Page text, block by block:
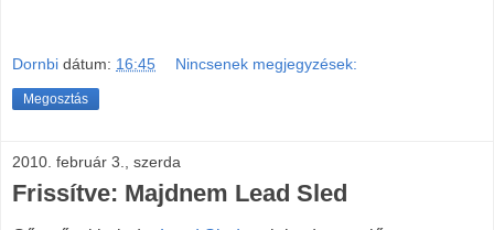
Dornbi dátum: 16:45 Nincsenek megjegyzések:
Megosztás
2010. február 3., szerda
Frissítve: Majdnem Lead Sled